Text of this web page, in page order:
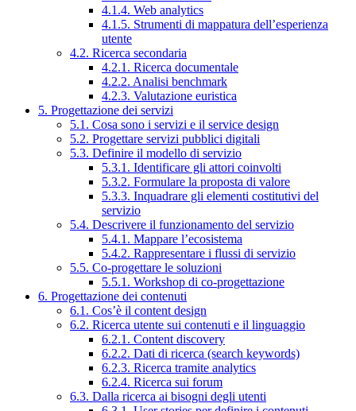
4.1.4. Web analytics
4.1.5. Strumenti di mappatura dell’esperienza
utente
4.2. Ricerca secondaria
4.2.1. Ricerca documentale
4.2.2. Analisi benchmark
4.2.3. Valutazione euristica
5. Progettazione dei servizi
5.1. Cosa sono i servizi e il service design
5.2. Progettare servizi pubblici digitali
5.3. Definire il modello di servizio
5.3.1. Identificare gli attori coinvolti
5.3.2. Formulare la proposta di valore
5.3.3. Inquadrare gli elementi costitutivi del
servizio
5.4. Descrivere il funzionamento del servizio
5.4.1. Mappare l’ecosistema
5.4.2. Rappresentare i flussi di servizio
5.5. Co-progettare le soluzioni
5.5.1. Workshop di co-progettazione
6. Progettazione dei contenuti
6.1. Cos’è il content design
6.2. Ricerca utente sui contenuti e il linguaggio
6.2.1. Content discovery
6.2.2. Dati di ricerca (search keywords)
6.2.3. Ricerca tramite analytics
6.2.4. Ricerca sui forum
6.3. Dalla ricerca ai bisogni degli utenti